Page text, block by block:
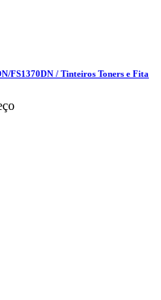
FS1370DN / Tinteiros Toners e Fita